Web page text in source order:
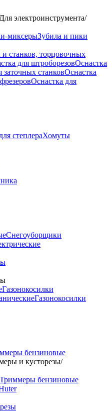
электроинструмента/
миксерыЗубила и пики
станков, торцовочных
для штроборезовОснастка
заточных станковОснастка
Оснастка для
степлераХомуты
Снегоуборщики
Газонокосилки
Газонокосилки
бензиновые
и кусторезы/
Триммеры бензиновые